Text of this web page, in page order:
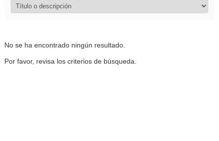
No se ha encontrado ningún resultado.
Por favor, revisa los criterios de búsqueda.